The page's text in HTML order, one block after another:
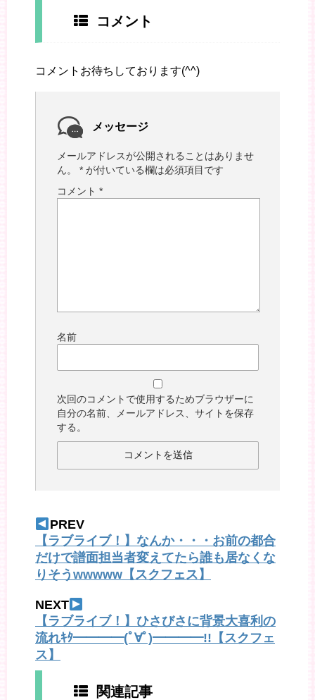
コメント
コメントお待ちしております(^^)
メッセージ
メールアドレスが公開されることはありませ
ん。
* が付いている欄は必須項目です
コメント *
名前
次回のコメントで使用するためブラウザーに
自分の名前、メールアドレス、サイトを保存
する。
PREV
【ラブライブ！】なんか・・・お前の都合
だけで譜面担当者変えてたら誰も居なくな
りそうwwwww【スクフェス】
NEXT
【ラブライブ！】ひさびさに背景大喜利の
流れｷﾀ━━━━(ﾟ∀ﾟ)━━━━!!【スクフェ
ス】
関連記事